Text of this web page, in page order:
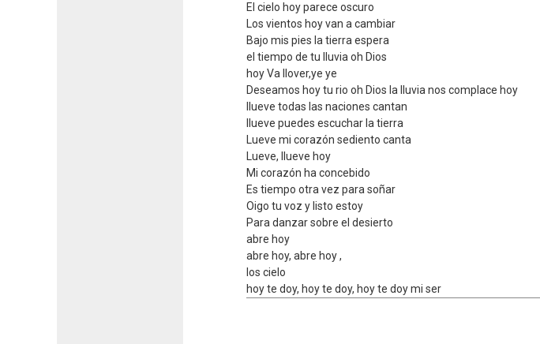
El cielo hoy parece oscuro
Los vientos hoy van a cambiar
Bajo mis pies la tierra espera
el tiempo de tu lluvia oh Dios
hoy Va llover,ye ye
Deseamos hoy tu rio oh Dios la lluvia nos complace hoy
llueve todas las naciones cantan
llueve puedes escuchar la tierra
Lueve mi corazón sediento canta
Lueve, llueve hoy
Mi corazón ha concebido
Es tiempo otra vez para soñar
Oigo tu voz y listo estoy
Para danzar sobre el desierto
abre hoy
abre hoy, abre hoy ,
los cielo
hoy te doy, hoy te doy, hoy te doy mi ser